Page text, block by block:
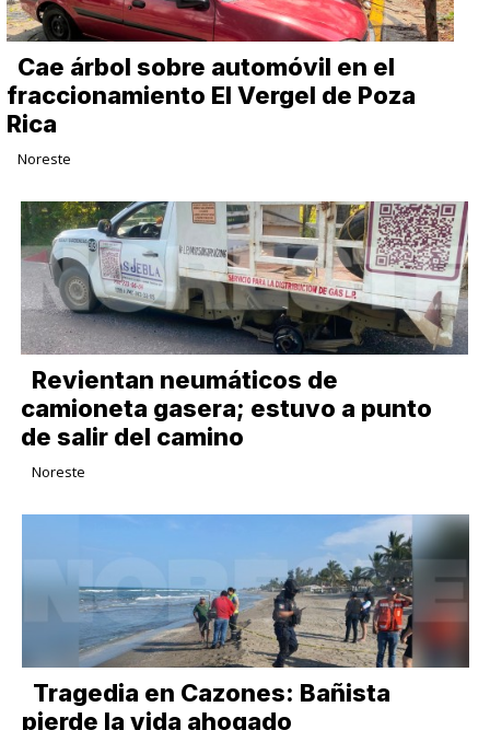
Cae árbol sobre automóvil en el
fraccionamiento El Vergel de Poza
Rica
Noreste
Revientan neumáticos de
camioneta gasera; estuvo a punto
de salir del camino
Noreste
Tragedia en Cazones: Bañista
pierde la vida ahogado